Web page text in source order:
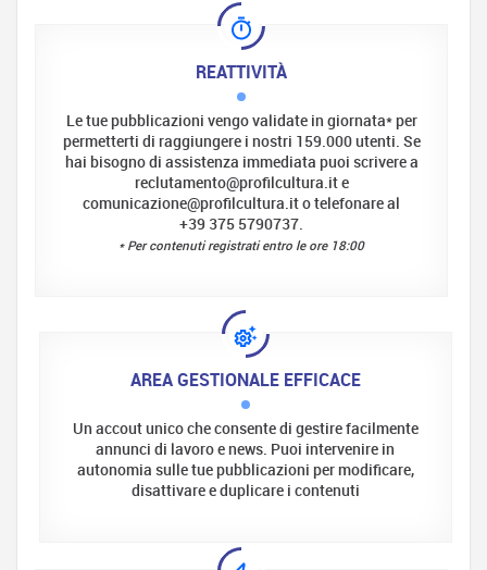
REATTIVITÀ
Le tue pubblicazioni vengo validate in giornata*per
permetterti di raggiungere i nostri 159.000 utenti. Se
hai bisogno di assistenza immediata puoi scrivere a
reclutamento@profilcultura.it e
comunicazione@profilcultura.it o telefonare al
+39 375 5790737.
*Per contenuti registrati entro le ore 18:00
AREA GESTIONALE EFFICACE
Un accout unico che consente di gestire facilmente
annunci di lavoro e news. Puoi intervenire in
autonomia sulle tue pubblicazioni per modificare,
disattivare e duplicare i contenuti